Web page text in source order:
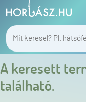
A keresett
található.